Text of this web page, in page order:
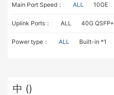
Main Port Speed： ALL 10GE
Uplink Ports： ALL 40G QSFP+
Power type： ALL Built-in *1
中 ()